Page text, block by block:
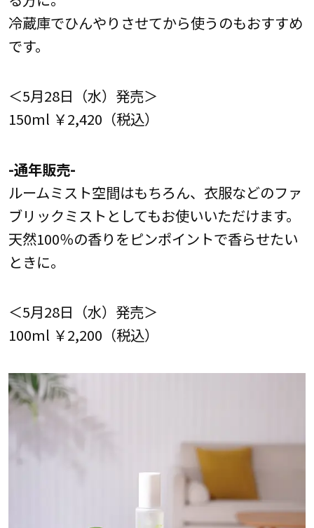
冷蔵庫でひんやりさせてから使うのもおすすめ
です。
＜5月28日（水）発売＞
150ml ￥2,420（税込）
-通年販売-
ルームミスト空間はもちろん、衣服などのファ
ブリックミストとしてもお使いいただけます。
天然100％の香りをピンポイントで香らせたい
ときに。
＜5月28日（水）発売＞
100ml ￥2,200（税込）